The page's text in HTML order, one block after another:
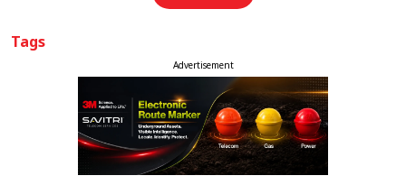
संबंधित खबरें
लोक कल्याण मार्ग पर सियासी हलचल:
केंद्रीय मंत्री जितेंद्र सिंह ने राहुल गांधी से की
मुलाकात
Tags
Advertisement